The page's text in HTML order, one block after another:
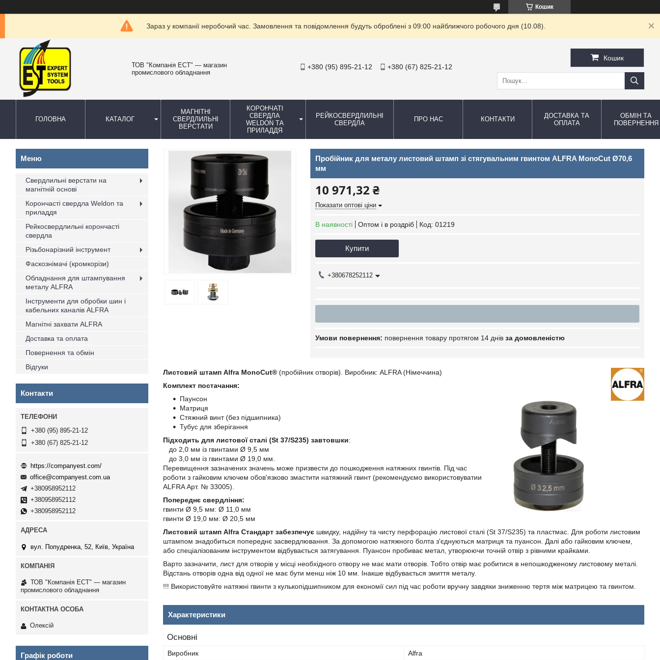
Кошик
Зараз у компанії неробочий час. Замовлення та повідомлення будуть оброблені з 09:00 найближчого робочого дня (10.08).
ТОВ "Компанія ЕСТ" — магазин
промислового обладнання
+380 (95) 895-21-12 +380 (67) 825-21-12
Кошик
ГОЛОВНА КАТАЛОГ
МАГНІТНІ
СВЕРДЛИЛЬНІ
ВЕРСТАТИ
КОРОНЧАТІ
СВЕРДЛА
WELDON ТА
ПРИЛАДДЯ
РЕЙКОСВЕРДЛИЛЬНІ
СВЕРДЛА
ПРО НАС КОНТАКТИ
ДОСТАВКА ТА
ОПЛАТА
ОБМІН ТА
ПОВЕРНЕННЯ
Пробійник для металу листовий штамп зі стягувальним гвинтом ALFRA MonoCut Ø70,6
мм
10 971,32 ₴
Показати оптові ціни
В наявності Оптом і в роздріб Код: 01219
Купити
+380678252112
повернення товару протягом 14 днів за домовленістю
Листовий штамп Alfra MonoCut® (пробійник отворів). Виробник: ALFRA (Німеччина)
Комплект постачання:
Паунсон
Матриця
Стяжний винт (без підшипника)
Тубус для зберігання
Підходить для листової сталі (St 37/S235) завтовшки:
до 2,0 мм із гвинтами Ø 9,5 мм
до 3,0 мм із гвинтами Ø 19,0 мм.
Перевищення зазначених значень може призвести до пошкодження натяжних гвинтів. Під час
роботи з гайковим ключем обов'язково змастити натяжний гвинт (рекомендуємо використовуватии
ALFRA Арт. № 33005).
Попереднє свердління:
гвинти Ø 9,5 мм: Ø 11,0 мм
гвинти Ø 19,0 мм: Ø 20,5 мм
Листовий штамп Alfra Стандарт забезпечує швидку, надійну та чисту перфорацію листової сталі (St 37/S235) та пластмас. Для роботи листовим
штампом знадобиться попереднє засвердлювання. За допомогою натяжного болта з'єднуються матриця та пуансон. Далі або гайковим ключем,
або спеціалізованим інструментом відбувається затягування. Пуансон пробиває метал, утворюючи точній отвір з рівними крайками.
Варто зазначити, лист для отворів у місці необхідного отвору не має мати отворів. Тобто отвір має робитися в непошкодженому листовому металі.
Відстань отворів одна від одної не має бути менш ніж 10 мм. Інакше відбувається змиття металу.
!!! Використовуйте натяжні гвинти з кулькопідшипником для економії сил під час роботи вручну завдяки зниженню тертя між матрицею та гвинтом.
Характеристики
Основні
Виробник Alfra
Свердлильні верстати на
магнітній основі
Корончасті свердла Weldon та
приладдя
Рейкосвердлильні корончасті
свердла
Різьбонарізний інструмент
Фаскознімачі (кромкорізи)
Обладнання для штампування
металу ALFRA
Інструменти для обробки шин і
кабельних каналів ALFRA
Магнітні захвати ALFRA
Доставка та оплата
Повернення та обмін
Відгуки
Контакти
+380 (95) 895-21-12
+380 (67) 825-21-12
https://companyest.com/
office@companyest.com.ua
+380958952112
+380958952112
+380958952112
вул. Попудренка, 52, Київ, Україна
ТОВ "Компанія ЕСТ" — магазин
промислового обладнання
Олексій
Графік роботи